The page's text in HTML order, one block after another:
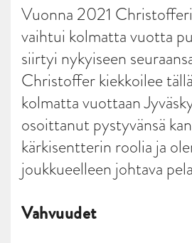
Vuonna 2021
vaihtui kolmatta vuotta
siirtyi nykyiseen
Christoffer kiekkoilee
kolmatta vuottaan
osoittanut pystyvänsä
kärkisentterin roolia ja
joukkueelleen johtava
Vahvuudet